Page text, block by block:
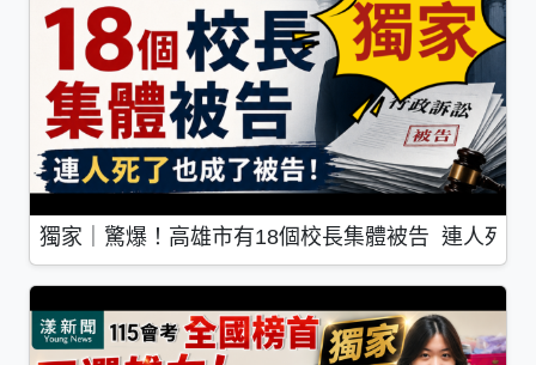
獨家｜驚爆！高雄市有18個校長集體被告 連人死了